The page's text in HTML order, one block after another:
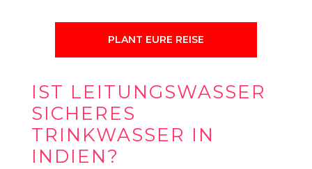
PLANT EURE REISE
IST LEITUNGSWASSER
SICHERES
TRINKWASSER IN
INDIEN?